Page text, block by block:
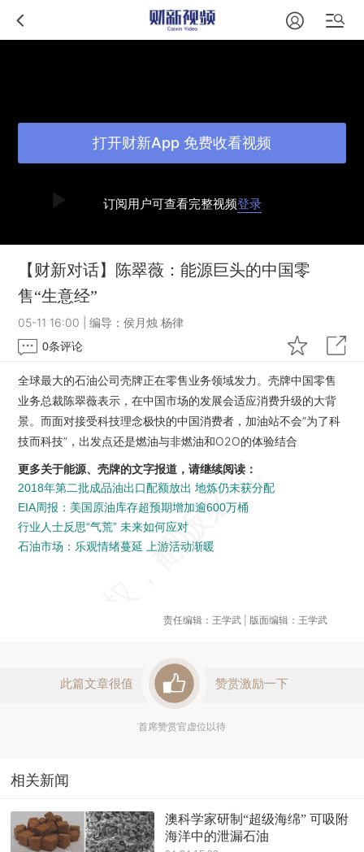
订阅用户可查看完整视频登录
打开财新App 免费收看视频
【财新对话】陈翠薇：能源巨头的中国零
售“生意经”
05-11 16:00 |编导：侯月烛 杨律
0条评论
全球最大的石油公司壳牌正在零售业务领域发力。壳牌中国零售
业务总裁陈翠薇表示，在中国市场的发展会适应消费升级的大背
景。而面对接受科技理念极快的中国消费者，加油站不会“为了科
技而科技”，出发点还是燃油与非燃油和O2O的体验结合
更多关于能源、壳牌的文字报道，请继续阅读：
2018年第二批成品油出口配额放出 地炼仍未获分配
EIA周报：美国原油库存超预期增加逾600万桶
行业人士反思“气荒” 未来如何应对
石油市场：乐观情绪蔓延 上游活动渐暖
责任编辑：王学武 | 版面编辑：王学武
此篇文章很值 赞赏激励一下
首席赞赏官虚位以待
相关新闻
澳科学家研制“超级海绵” 可吸附
海洋中的泄漏石油